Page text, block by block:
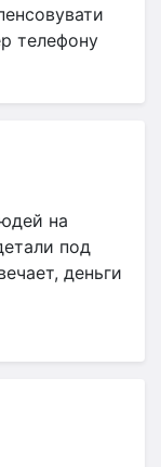
телефону
на
под
деньги